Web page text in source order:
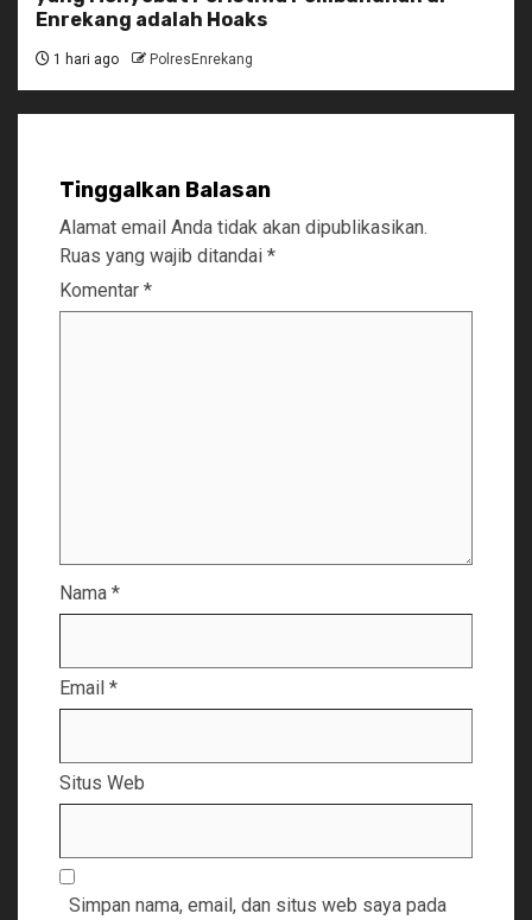
Enrekang adalah Hoaks
1 hari ago PolresEnrekang
Tinggalkan Balasan
Alamat email Anda tidak akan dipublikasikan.
Ruas yang wajib ditandai *
Komentar *
Nama *
Email *
Situs Web
Simpan nama, email, dan situs web saya pada